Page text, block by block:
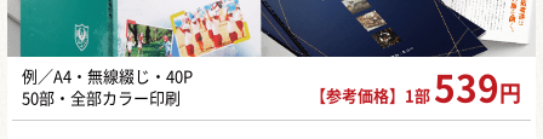
例／A4・無線綴じ・40P
50部・全部カラー印刷
【参考価格】1部 539 円